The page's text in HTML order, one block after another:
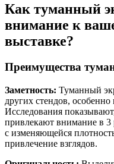
Как туманный
внимание к
выставке?
Преимущества
Заметность: Туманный
других стендов,
Исследования
привлекают внимание в 3
с изменяющейся
привлечение взглядов.